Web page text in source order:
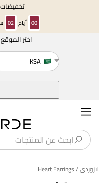
00 أيام 02
اختر
KSA
لازوردى/ Heart Earrings